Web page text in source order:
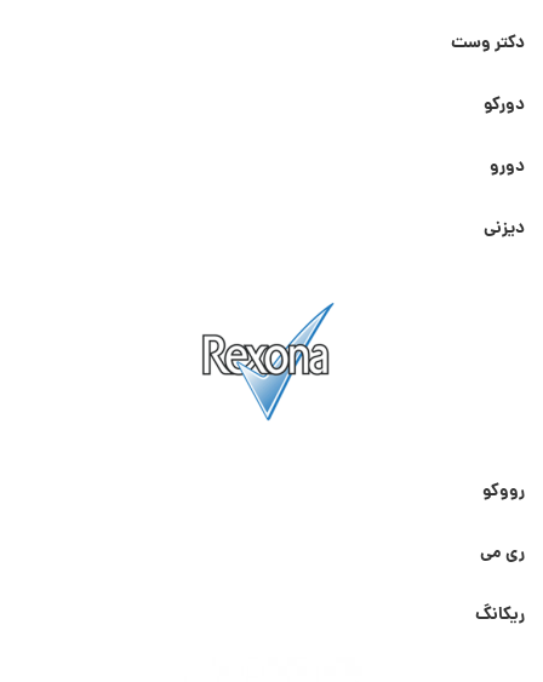
دکتر وست
دورکو
دورو
دیزنی
رووکو
ری می
ریکانگ